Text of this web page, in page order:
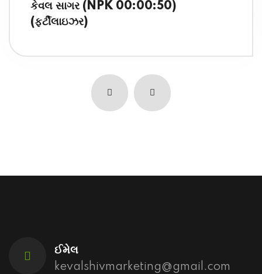
કેવલ સાગર (NPK 00:00:50)
(ફર્ટીલાઇઝર)
ઈમેલ
kevalshivmarketing@gmail.com